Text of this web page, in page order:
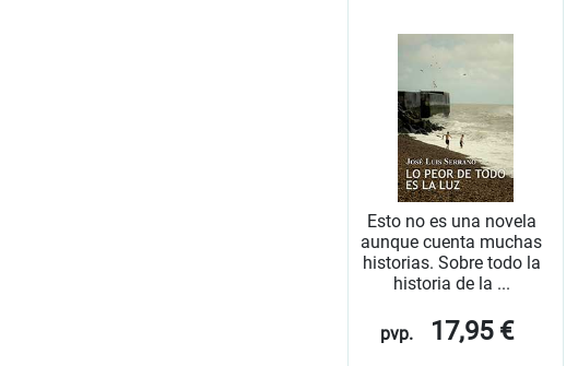
Esto no es una novela
aunque cuenta muchas
historias. Sobre todo la
historia de la ...
pvp. 17,95 €